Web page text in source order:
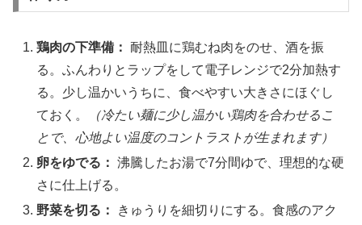
鶏肉の下準備： 耐熱皿に鶏むね肉をのせ、酒を振
る。ふんわりとラップをして電子レンジで2分加熱す
る。少し温かいうちに、食べやすい大きさにほぐし
ておく。
（冷たい麺に少し温かい鶏肉を合わせるこ
とで、心地よい温度のコントラストが生まれます）
卵をゆでる： 沸騰したお湯で7分間ゆで、理想的な硬
さに仕上げる。
野菜を切る：
きゅうりを細切りにする。食感のアク